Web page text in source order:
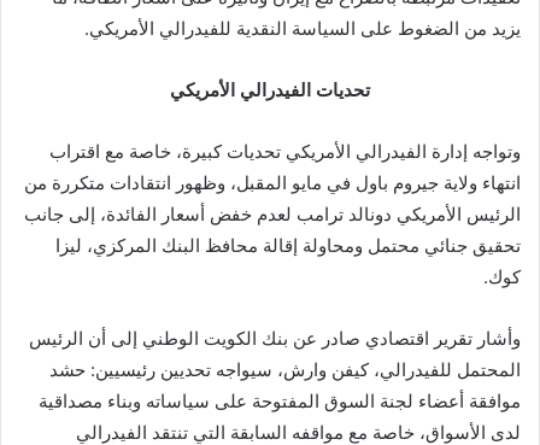
يزيد من الضغوط على السياسة النقدية للفيدرالي الأمريكي.
تحديات الفيدرالي الأمريكي
وتواجه إدارة الفيدرالي الأمريكي تحديات كبيرة، خاصة مع اقتراب
انتهاء ولاية جيروم باول في مايو المقبل، وظهور انتقادات متكررة من
الرئيس الأمريكي دونالد ترامب لعدم خفض أسعار الفائدة، إلى جانب
تحقيق جنائي محتمل ومحاولة إقالة محافظ البنك المركزي، ليزا
كوك.
وأشار تقرير اقتصادي صادر عن بنك الكويت الوطني إلى أن الرئيس
المحتمل للفيدرالي، كيفن وارش، سيواجه تحديين رئيسيين: حشد
موافقة أعضاء لجنة السوق المفتوحة على سياساته وبناء مصداقية
لدى الأسواق، خاصة مع مواقفه السابقة التي تنتقد الفيدرالي